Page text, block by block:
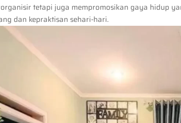
tetapi juga mempromosikan gaya hidup
dan kepraktisan sehari-hari.